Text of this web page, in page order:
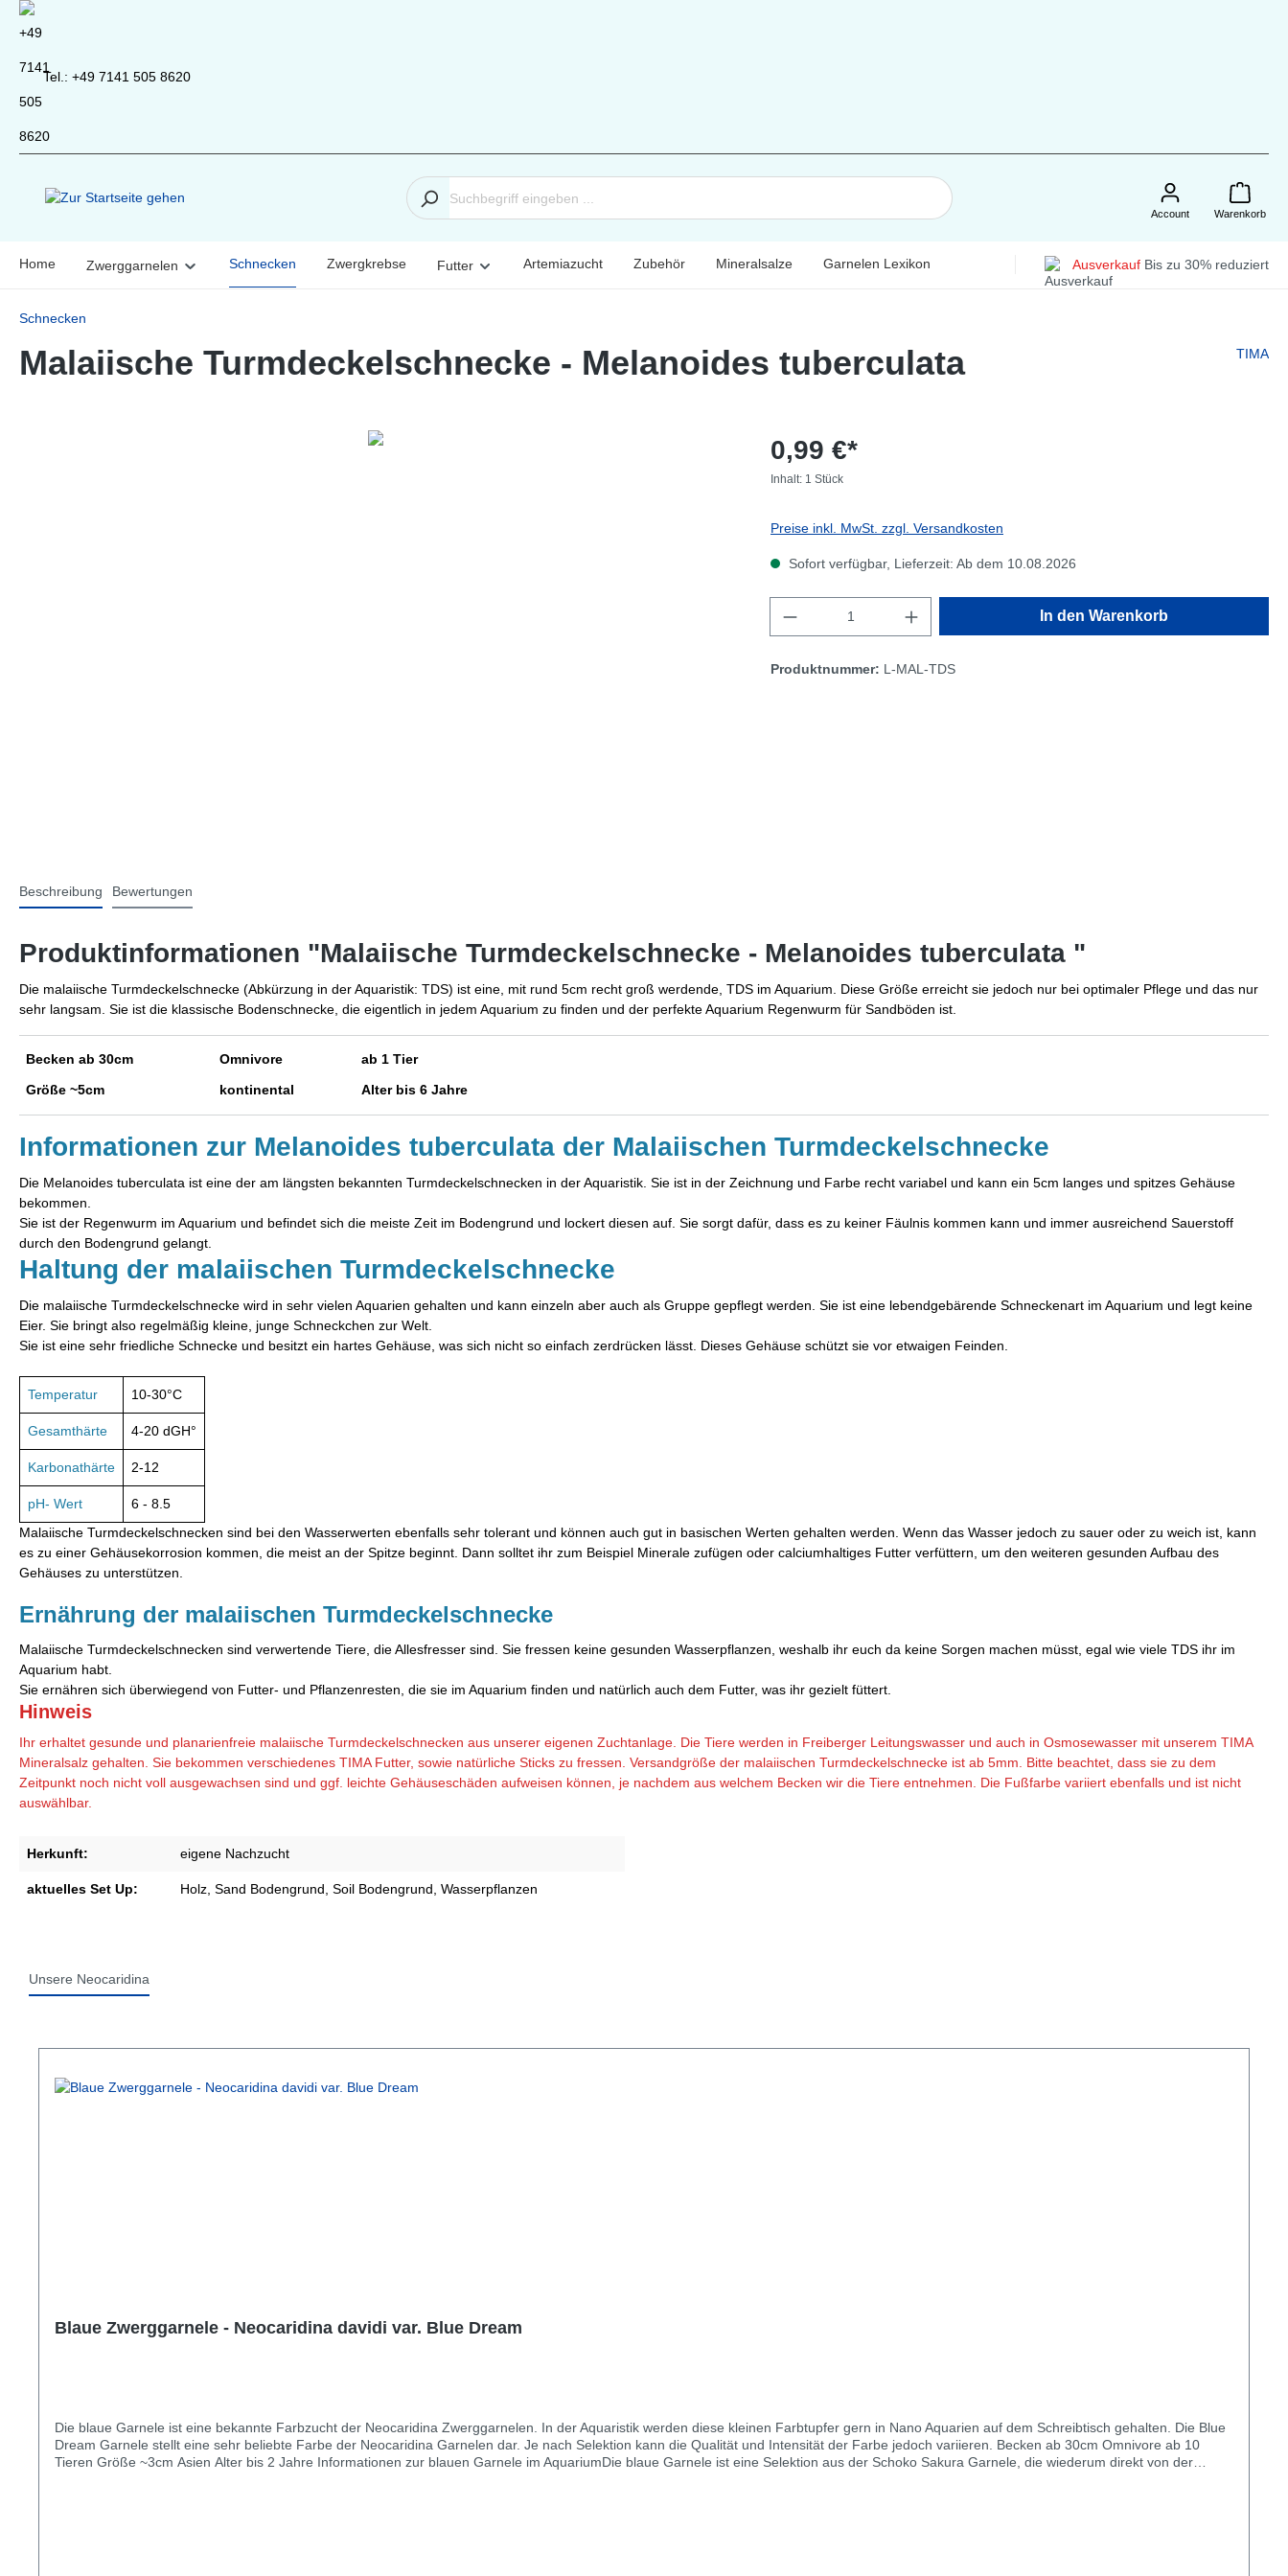
springen
Tel.: +49 7141 505 8620
Account Warenkorb
Home Zwerggarnelen Schnecken Zwergkrebse Futter Artemiazucht Zubehör Mineralsalze Garnelen Lexikon Ausverkauf Bis zu 30% reduziert
Schnecken
Malaiische Turmdeckelschnecke - Melanoides tuberculata TIMA
0,99 €*
Inhalt: 1 Stück
Preise inkl. MwSt. zzgl. Versandkosten
Sofort verfügbar, Lieferzeit: Ab dem 10.08.2026
In den Warenkorb
Produktnummer: L-MAL-TDS
Beschreibung Bewertungen
Produktinformationen "Malaiische Turmdeckelschnecke - Melanoides tuberculata "
Die malaiische Turmdeckelschnecke (Abkürzung in der Aquaristik: TDS) ist eine, mit rund 5cm recht groß werdende, TDS im Aquarium. Diese Größe erreicht sie jedoch nur bei optimaler Pflege und das nur
sehr langsam. Sie ist die klassische Bodenschnecke, die eigentlich in jedem Aquarium zu finden und der perfekte Aquarium Regenwurm für Sandböden ist.
Becken ab 30cm Omnivore
ab 1 Tier
Größe ~5cm
kontinental Alter bis 6 Jahre
Informationen zur Melanoides tuberculata der Malaiischen Turmdeckelschnecke
Die Melanoides tuberculata ist eine der am längsten bekannten Turmdeckelschnecken in der Aquaristik. Sie ist in der Zeichnung und Farbe recht variabel und kann ein 5cm langes und spitzes Gehäuse
bekommen.
Sie ist der Regenwurm im Aquarium und befindet sich die meiste Zeit im Bodengrund und lockert diesen auf. Sie sorgt dafür, dass es zu keiner Fäulnis kommen kann und immer ausreichend Sauerstoff
durch den Bodengrund gelangt.
Haltung der malaiischen Turmdeckelschnecke
Die malaiische Turmdeckelschnecke wird in sehr vielen Aquarien gehalten und kann einzeln aber auch als Gruppe gepflegt werden. Sie ist eine lebendgebärende Schneckenart im Aquarium und legt keine
Eier. Sie bringt also regelmäßig kleine, junge Schneckchen zur Welt.
Sie ist eine sehr friedliche Schnecke und besitzt ein hartes Gehäuse, was sich nicht so einfach zerdrücken lässt. Dieses Gehäuse schützt sie vor etwaigen Feinden.
Temperatur 10-30°C
Gesamthärte 4-20 dGH°
Karbonathärte 2-12
pH- Wert
6 - 8.5
Malaiische Turmdeckelschnecken sind bei den Wasserwerten ebenfalls sehr tolerant und können auch gut in basischen Werten gehalten werden. Wenn das Wasser jedoch zu sauer oder zu weich ist, kann
es zu einer Gehäusekorrosion kommen, die meist an der Spitze beginnt. Dann solltet ihr zum Beispiel Minerale zufügen oder calciumhaltiges Futter verfüttern, um den weiteren gesunden Aufbau des
Gehäuses zu unterstützen.
Ernährung der malaiischen Turmdeckelschnecke
Malaiische Turmdeckelschnecken sind verwertende Tiere, die Allesfresser sind. Sie fressen keine gesunden Wasserpflanzen, weshalb ihr euch da keine Sorgen machen müsst, egal wie viele TDS ihr im
Aquarium habt.
Sie ernähren sich überwiegend von Futter- und Pflanzenresten, die sie im Aquarium finden und natürlich auch dem Futter, was ihr gezielt füttert.
Hinweis
Ihr erhaltet gesunde und planarienfreie malaiische Turmdeckelschnecken aus unserer eigenen Zuchtanlage. Die Tiere werden in Freiberger Leitungswasser und auch in Osmosewasser mit unserem TIMA
Mineralsalz gehalten. Sie bekommen verschiedenes TIMA Futter, sowie natürliche Sticks zu fressen. Versandgröße der malaiischen Turmdeckelschnecke ist ab 5mm. Bitte beachtet, dass sie zu dem
Zeitpunkt noch nicht voll ausgewachsen sind und ggf. leichte Gehäuseschäden aufweisen können, je nachdem aus welchem Becken wir die Tiere entnehmen. Die Fußfarbe variiert ebenfalls und ist nicht
auswählbar.
Herkunft: eigene Nachzucht
aktuelles Set Up: Holz , Sand Bodengrund , Soil Bodengrund , Wasserpflanzen
Unsere Neocaridina
Blaue Zwerggarnele - Neocaridina davidi var. Blue Dream
Die blaue Garnele ist eine bekannte Farbzucht der Neocaridina Zwerggarnelen. In der Aquaristik werden diese kleinen Farbtupfer gern in Nano Aquarien auf dem Schreibtisch gehalten. Die Blue
Dream Garnele stellt eine sehr beliebte Farbe der Neocaridina Garnelen dar. Je nach Selektion kann die Qualität und Intensität der Farbe jedoch variieren. Becken ab 30cm Omnivore ab 10
Tieren Größe ~3cm Asien Alter bis 2 Jahre Informationen zur blauen Garnele im AquariumDie blaue Garnele ist eine Selektion aus der Schoko Sakura Garnele, die wiederum direkt von der